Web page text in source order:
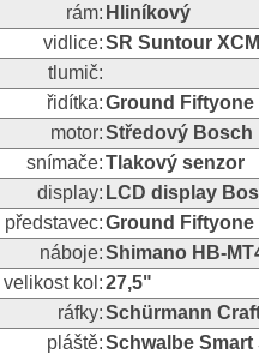
rám: Hliníkový
vidlice:SR Suntour
tlumič:
řidítka:Ground Fiftyone
motor:Středový Bosch
snímače:Tlakový senzor
display: LCD display
představec:Ground Fiftyone
náboje:Shimano HB-
velikost kol:27,5"
ráfky:Schürmann
pláště:Schwalbe Smart